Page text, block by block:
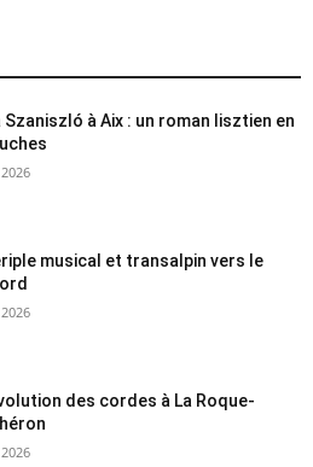
à Aix : un roman lisztien en
musical et transalpin vers le
des cordes à La Roque-